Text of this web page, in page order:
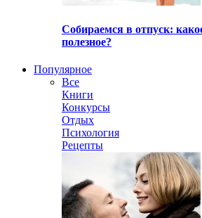
Собираемся в отпуск:
полезное?
Популярное
Все
Книги
Конкурсы
Отдых
Психология
Рецепты